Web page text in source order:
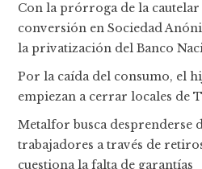
Con la prórroga de la cautelar
conversión en Sociedad
la privatización del Banco
Por la caída del consumo, el
empiezan a cerrar locales de
Metalfor busca desprenderse
trabajadores a través de
cuestiona la falta de garantías